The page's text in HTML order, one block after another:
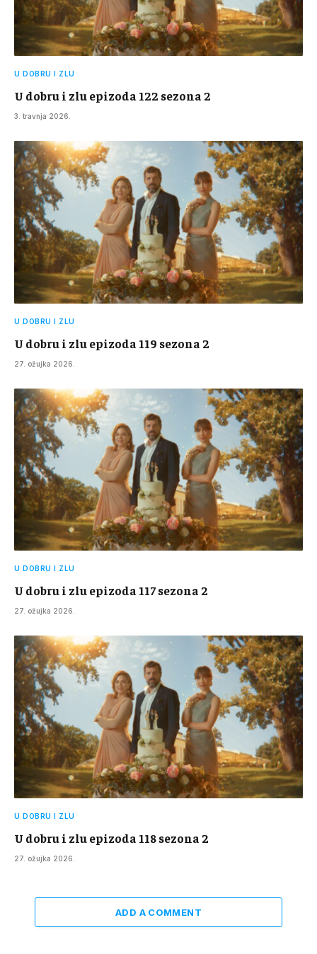
U DOBRU I ZLU
U dobru i zlu epizoda 122 sezona 2
3. travnja 2026.
U DOBRU I ZLU
U dobru i zlu epizoda 119 sezona 2
27. ožujka 2026.
U DOBRU I ZLU
U dobru i zlu epizoda 117 sezona 2
27. ožujka 2026.
U DOBRU I ZLU
U dobru i zlu epizoda 118 sezona 2
27. ožujka 2026.
ADD A COMMENT